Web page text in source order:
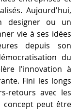
Aujourd'hui,
designer ou un
vie à ses idées
depuis son
du
l'innovation à
Fini les longs
retours avec les
concept peut être